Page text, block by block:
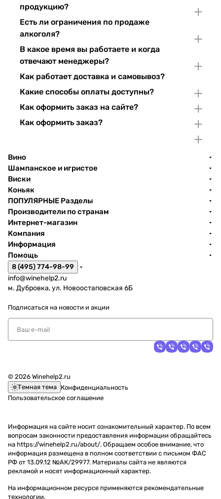
продукцию?
Есть ли ограничения по продаже
алкоголя?
В какое время вы работаете и когда
отвечают менеджеры?
Как работает доставка и самовывоз?
Какие способы оплаты доступны?
Как оформить заказ на сайте?
Как оформить заказ?
Вино
Шампанское и игристое
Виски
Коньяк
ПОПУЛЯРНЫЕ Разделы
Производители по странам
Интернет-магазин
Компания
Информация
Помощь
8 (495) 774-98-99
info@winehelp2.ru
м. Дубровка, ул. Новоостаповская 6Б
Подписаться на новости и акции
© 2026 Winehelp2.ru
Темная тема Конфиденциальность
Пользовательское соглашение
Информация на сайте носит ознакомительный характер. По всем
вопросам законности предоставления информации обращайтесь
на https://winehelp2.ru/about/. Обращаем особое внимание, что
информация размещена в полном соответствии с письмом ФАС
РФ от 13.09.12 №АК/29977. Материалы сайта не являются
рекламой и носят информационный характер.
На информационном ресурсе применяются рекомендательные
технологии.